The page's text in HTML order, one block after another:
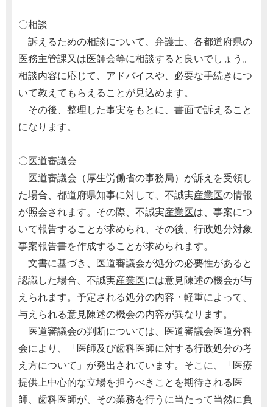
〇相談
訴えるための相談について、弁護士、各都道府県の
医務主管課又は医師会等に相談すると良いでしょう。
相談内容に応じて、アドバイスや、必要な手続きにつ
いて教えてもらえることが見込めます。
その後、整理した事実をもとに、書面で訴えること
になります。
〇医道審議会
医道審議会（厚生労働省の事務局）が訴えを受領し
た場合、都道府県知事に対して、不誠実産業医の情報
が照会されます。その際、不誠実産業医は、事案につ
いて報告することが求められ、その後、行政処分対象
事案報告書を作成することが求められます。
文書に基づき、医道審議会が処分の必要性があると
認識した場合、不誠実産業医には意見陳述の機会が与
えられます。予定される処分の内容・軽重によって、
与えられる意見陳述の機会の内容が異なります。
医道審議会の判断については、医道審議会医道分科
会により、「医師及び歯科医師に対する行政処分の考
え方について」が発出されています。そこに、「医療
提供上中心的な立場を担うべきことを期待される医
師、歯科医師が、その業務を行うに当たって当然に負